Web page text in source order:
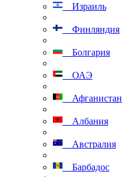
Израиль
Финляндия
Болгария
ОАЭ
Афганистан
Албания
Австралия
Барбадос